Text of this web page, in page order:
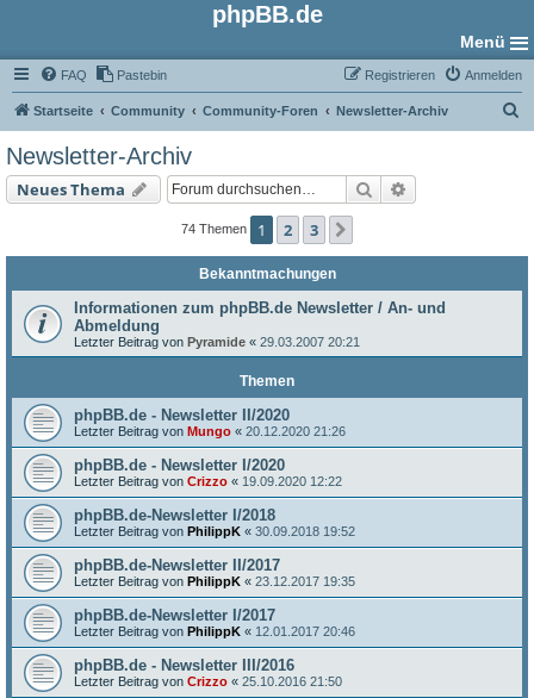
phpBB.de
Menü
FAQ Pastebin Anmelden
Registrieren
Startseite Community Community-Foren Newsletter-Archiv
Newsletter-Archiv
Neues Thema Suche
74 Themen 1 2 3
Bekanntmachungen
Informationen zum phpBB.de Newsletter / An- und
Abmeldung
Letzter Beitrag von Pyramide « 29.03.2007 20:21
Themen
phpBB.de - Newsletter II/2020
Letzter Beitrag von Mungo « 20.12.2020 21:26
phpBB.de - Newsletter I/2020
Letzter Beitrag von Crizzo « 19.09.2020 12:22
phpBB.de-Newsletter I/2018
Letzter Beitrag von PhilippK « 30.09.2018 19:52
phpBB.de-Newsletter II/2017
Letzter Beitrag von PhilippK « 23.12.2017 19:35
phpBB.de-Newsletter I/2017
Letzter Beitrag von PhilippK « 12.01.2017 20:46
phpBB.de - Newsletter III/2016
Letzter Beitrag von Crizzo « 25.10.2016 21:50